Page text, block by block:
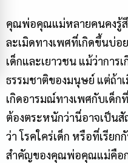
คุณพ่อคุณแม่หลายคนคงรู้สึ
ละเมิดทางเพศที่เกิดขึ้นบ่อ
เด็กและเยาวชน แม้ว่าการ
ธรรมชาติของมนุษย์ แต่ถ้าเ
เกิดอารมณ์ทางเพศกับเด็ก
ต้องตระหนักว่านี่อาจเป็น
ว่า โรคใคร่เด็ก หรือที่เรีย
สำคัญของคุณพ่อคุณแม่คือก